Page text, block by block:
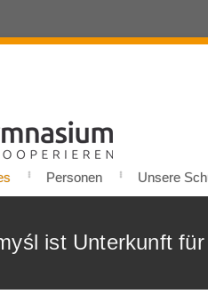
Personen Unsere
ist Unterkunft